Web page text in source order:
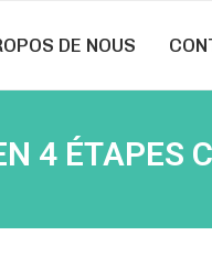
DE NOUS
4 ÉTAPES